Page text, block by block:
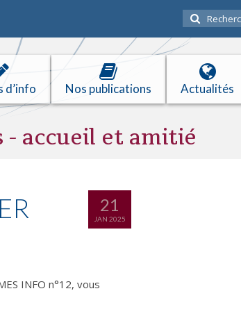
Rechercher
:
accueil et amitié
d’info Nos publications Actualités
21
JAN 2025
INFO n°12, vous